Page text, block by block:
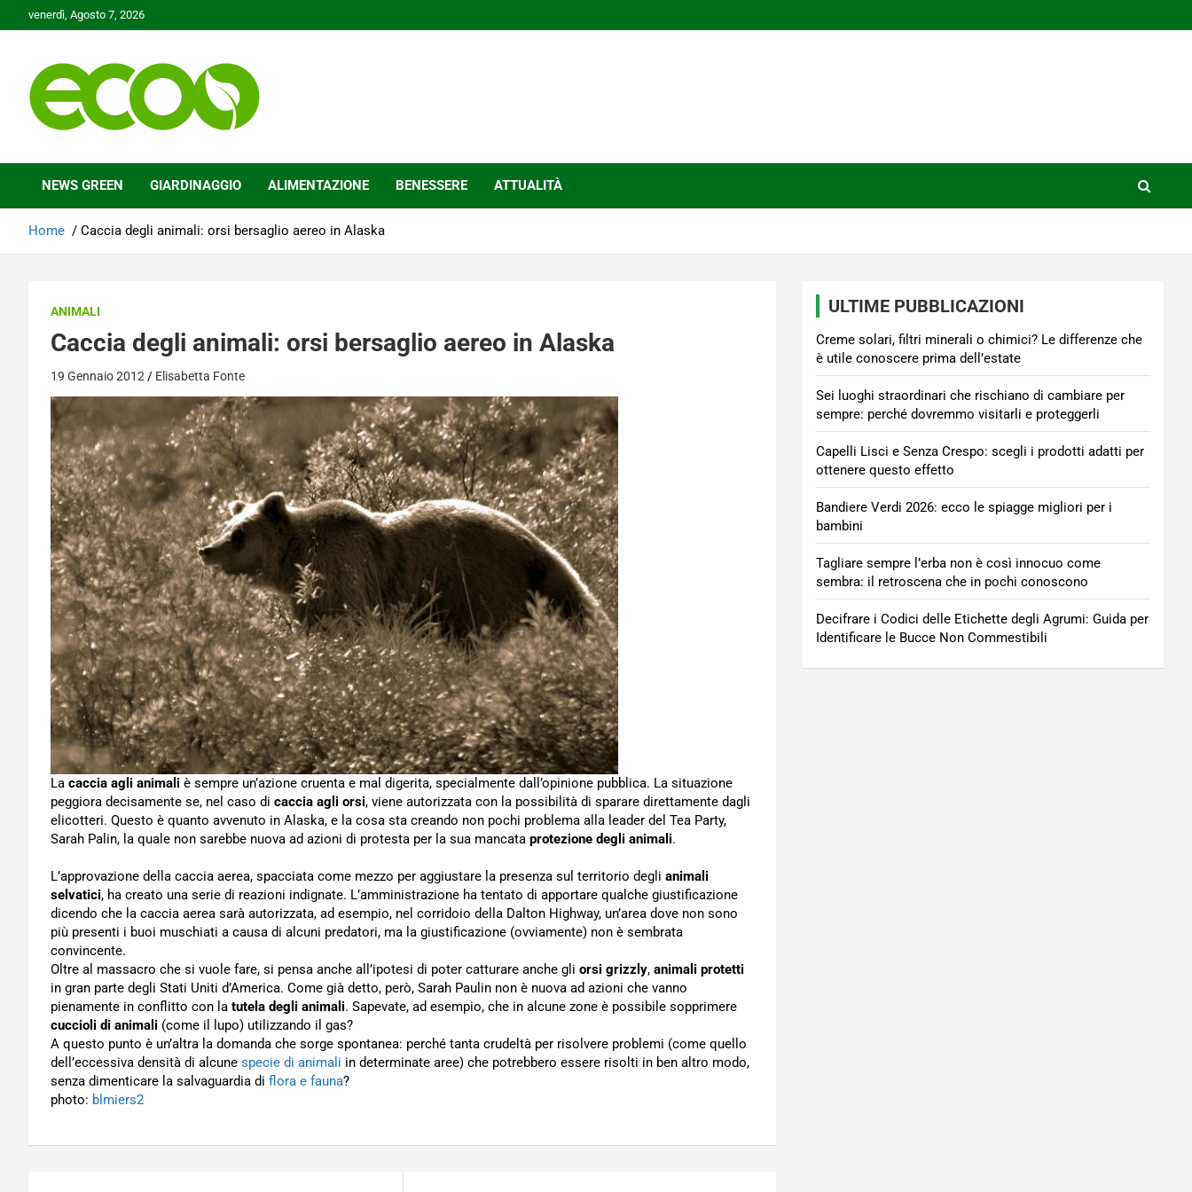
to
venerdì, Agosto 7, 2026
Ecoo.it
NEWS GREEN GIARDINAGGIO ALIMENTAZIONE BENESSERE ATTUALITÀ
Home Caccia degli animali: orsi bersaglio aereo in Alaska
ANIMALI
Caccia degli animali: orsi bersaglio aereo in Alaska
19 Gennaio 2012 Elisabetta Fonte
La caccia agli animali è sempre un’azione cruenta e mal digerita, specialmente dall’opinione pubblica. La situazione
peggiora decisamente se, nel caso di caccia agli orsi, viene autorizzata con la possibilità di sparare direttamente dagli
elicotteri. Questo è quanto avvenuto in Alaska, e la cosa sta creando non pochi problema alla leader del Tea Party,
Sarah Palin, la quale non sarebbe nuova ad azioni di protesta per la sua mancata protezione degli animali.
L’approvazione della caccia aerea, spacciata come mezzo per aggiustare la presenza sul territorio degli animali
selvatici, ha creato una serie di reazioni indignate. L’amministrazione ha tentato di apportare qualche giustificazione
dicendo che la caccia aerea sarà autorizzata, ad esempio, nel corridoio della Dalton Highway, un’area dove non sono
più presenti i buoi muschiati a causa di alcuni predatori, ma la giustificazione (ovviamente) non è sembrata
convincente.
Oltre al massacro che si vuole fare, si pensa anche all’ipotesi di poter catturare anche gli orsi grizzly, animali protetti
in gran parte degli Stati Uniti d’America. Come già detto, però, Sarah Paulin non è nuova ad azioni che vanno
pienamente in conflitto con la tutela degli animali. Sapevate, ad esempio, che in alcune zone è possibile sopprimere
cuccioli di animali (come il lupo) utilizzando il gas?
A questo punto è un’altra la domanda che sorge spontanea: perché tanta crudeltà per risolvere problemi (come quello
dell’eccessiva densità di alcune specie di animali in determinate aree) che potrebbero essere risolti in ben altro modo,
senza dimenticare la salvaguardia di flora e fauna?
photo: blmiers2
ULTIME PUBBLICAZIONI
Creme solari, filtri minerali o chimici? Le differenze che
è utile conoscere prima dell’estate
Sei luoghi straordinari che rischiano di cambiare per
sempre: perché dovremmo visitarli e proteggerli
Capelli Lisci e Senza Crespo: scegli i prodotti adatti per
ottenere questo effetto
Bandiere Verdi 2026: ecco le spiagge migliori per i
bambini
Tagliare sempre l’erba non è così innocuo come
sembra: il retroscena che in pochi conoscono
Decifrare i Codici delle Etichette degli Agrumi: Guida per
Identificare le Bucce Non Commestibili